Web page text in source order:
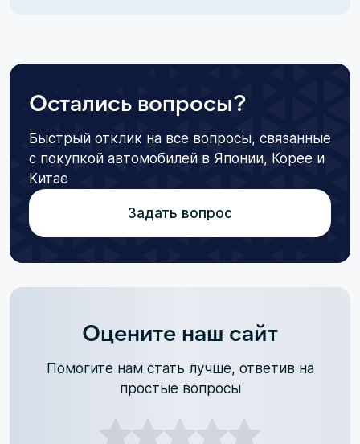
Остались вопросы?
Быстрый отклик на все вопросы, связанные
с покупкой автомобилей в Японии, Корее и
Китае
Задать вопрос
Оцените наш сайт
Помогите нам стать лучше, ответив на
простые вопросы